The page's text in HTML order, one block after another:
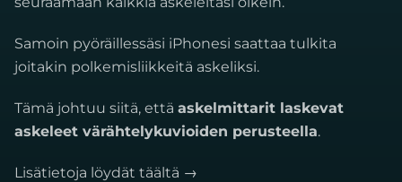
Samoin pyöräillessäsi iPhonesi saattaa tulkita
joitakin polkemisliikkeitä askeliksi.
Tämä johtuu siitä, että askelmittarit laskevat
askeleet värähtelykuvioiden perusteella.
Lisätietoja löydät täältä →